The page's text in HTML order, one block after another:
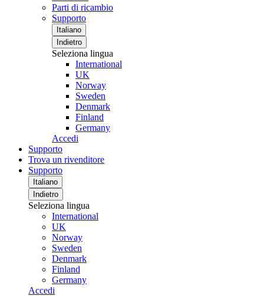
Parti di ricambio
Supporto
Italiano
Indietro
Seleziona lingua
International
UK
Norway
Sweden
Denmark
Finland
Germany
Accedi
Supporto
Trova un rivenditore
Supporto
Italiano
Indietro
Seleziona lingua
International
UK
Norway
Sweden
Denmark
Finland
Germany
Accedi